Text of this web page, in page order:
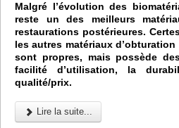
Malgré l’évolution des
reste un des meilleurs
restaurations postérieures.
les autres matériaux
sont propres, mais possède
facilité d’utilisation, la
qualité/prix.
Lire la suite...